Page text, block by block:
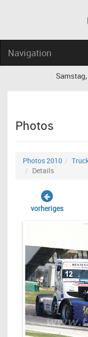
Navigation
Photos
Photos 2010
Details
vorheriges